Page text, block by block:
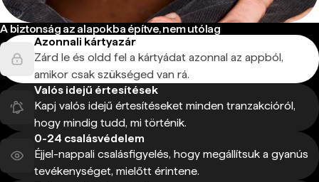
A biztonság az alapokba építve, nem utólag
Azonnali kártyazár
Zárd le és oldd fel a kártyádat azonnal az appból,
amikor csak szükséged van rá.
Valós idejű értesítések
Kapj valós idejű értesítéseket minden tranzakcióról,
hogy mindig tudd, mi történik.
0-24 csalásvédelem
Éjjel-nappali csalásfigyelés, hogy megállítsuk a gyanús
tevékenységet, mielőtt érintene.